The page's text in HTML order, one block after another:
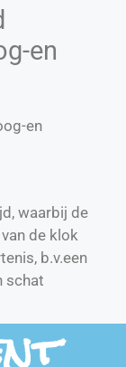
en
en
waarbij de
de klok
b.v.een
schat